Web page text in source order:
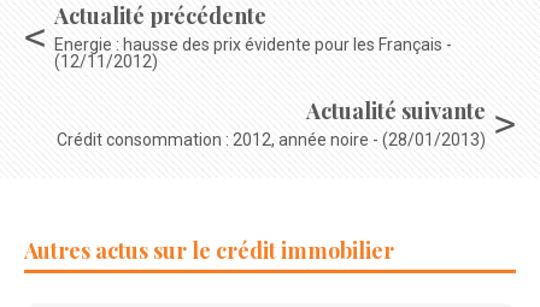
Actualité précédente
Energie : hausse des prix évidente pour les Français -
(12/11/2012)
Actualité suivante
Crédit consommation : 2012, année noire - (28/01/2013)
Autres actus sur le crédit immobilier